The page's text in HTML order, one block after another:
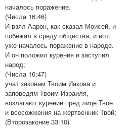
началось поражение.
(Числа 16:46)
И взял Аарон, как сказал Моисей, и
побежал в среду общества, и вот,
уже началось поражение в народе.
И он положил курения и заступил
народ;
(Числа 16:47)
учат законам Твоим Иакова и
заповедям Твоим Израиля,
возлагают курение пред лице Твое
и всесожжения на жертвенник Твой;
(Второзаконие 33:10)